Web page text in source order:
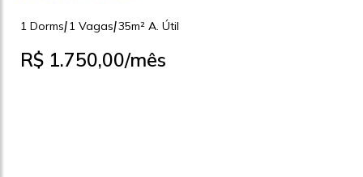
1 Dorms|1 Vagas|35m² A. Útil
R$ 1.750,00/mês